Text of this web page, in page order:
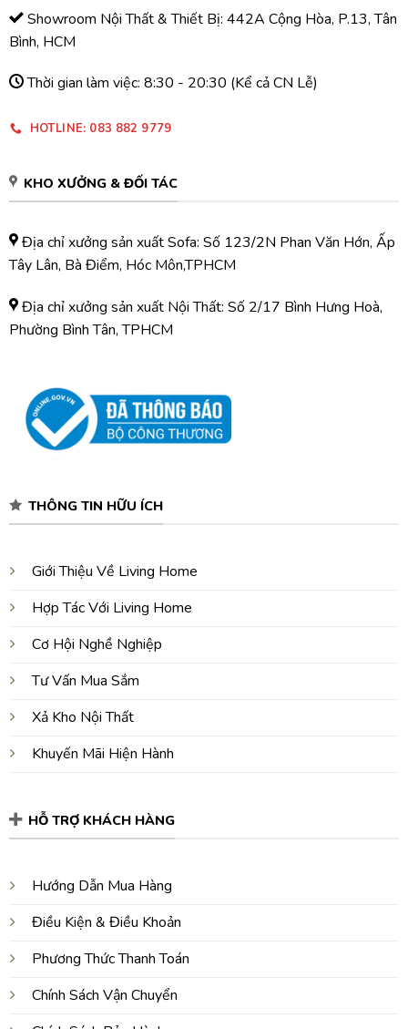
Showroom Nội Thất & Thiết Bị: 442A Cộng Hòa, P.13, Tân
Bình, HCM
Thời gian làm việc: 8:30 - 20:30 (Kể cả CN Lễ)
HOTLINE: 083 882 9779
KHO XƯỞNG & ĐỐI TÁC
Địa chỉ xưởng sản xuất Sofa: Số 123/2N Phan Văn Hớn, Ấp
Tây Lân, Bà Điểm, Hóc Môn,TPHCM
Địa chỉ xưởng sản xuất Nội Thất: Số 2/17 Bình Hưng Hoà,
Phường Bình Tân, TPHCM
THÔNG TIN HỮU ÍCH
Giới Thiệu Về Living Home
Hợp Tác Với Living Home
Cơ Hội Nghề Nghiệp
Tư Vấn Mua Sắm
Xả Kho Nội Thất
Khuyến Mãi Hiện Hành
HỖ TRỢ KHÁCH HÀNG
Hướng Dẫn Mua Hàng
Điều Kiện & Điều Khoản
Phương Thức Thanh Toán
Chính Sách Vận Chuyển